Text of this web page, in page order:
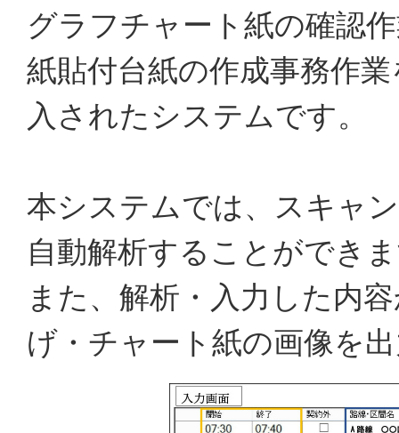
グラフチャート紙の確認
紙貼付台紙の作成事務作
入されたシステムです。
本システムでは、スキャ
自動解析することができ
また、解析・入力した内
げ・チャート紙の画像を